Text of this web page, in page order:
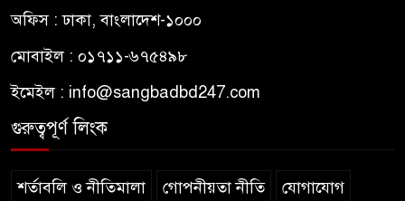
ভিপির তদবির
বিএনপি নেতাদের ফুল দিয়ে মঞ্চে
উঠলেন আ.লীগ নেতা
৮
যা বলেছিলেন মীর কাশেম আলী
অফিস : ঢাকা, বাংলাদেশ-১০০০
মোবাইল : ০১৭১১-৬৭৫৪৯৮
ইমেইল : info@sangbadbd247.com
গুরুত্বপূর্ণ লিংক
শর্তাবলি ও নীতিমালা গোপনীয়তা নীতি যোগাযোগ